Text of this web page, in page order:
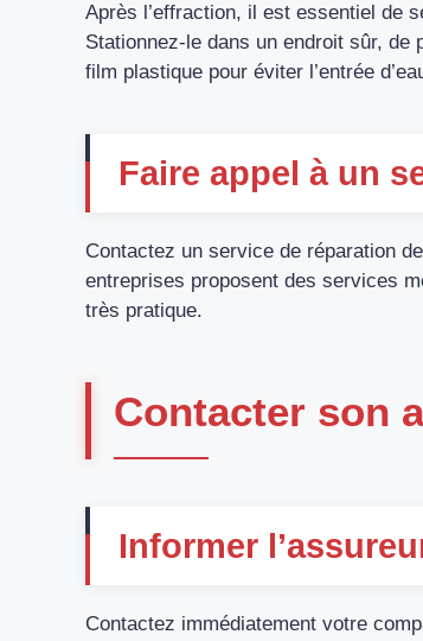
Après l’effraction, il est essentiel de
Stationnez-le dans un endroit sûr, de
film plastique pour éviter l’entrée
Faire appel à un
Contactez un service de réparation
entreprises proposent des services
très pratique.
Contacter son
Informer
Contactez immédiatement votre